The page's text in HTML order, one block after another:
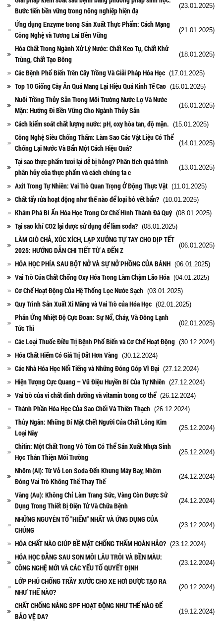
Bước tiến bền vững trong nông nghiệp hiện đạ
(23.01.2025)
Ứng dụng Enzyme trong Sản Xuất Thực Phẩm: Cách Mạng
Công Nghệ và Tương Lai Bền Vững
(21.01.2025)
Hóa Chất Trong Ngành Xử Lý Nước: Chất Keo Tụ, Chất Khử
Trùng, Chất Tạo Bông
(18.01.2025)
Các Bệnh Phổ Biến Trên Cây Trồng Và Giải Pháp Hóa Học (17.01.2025)
Top 10 Giống Cây Ăn Quả Mang Lại Hiệu Quả Kinh Tế Cao (16.01.2025)
Nuôi Trồng Thủy Sản Trong Môi Trường Nước Lợ Và Nước
Mặn: Hướng Đi Bền Vững Cho Ngành Thủy Sản
(16.01.2025)
Cách kiểm soát chất lượng nước: pH, oxy hòa tan, độ mặn. (15.01.2025)
Công Nghệ Siêu Chống Thấm: Làm Sao Các Vật Liệu Có Thể
Chống Lại Nước Và Bẩn Một Cách Hiệu Quả?
(14.01.2025)
Tại sao thực phẩm tươi lại dễ bị hỏng? Phân tích quá trình
phân hủy của thực phẩm và cách chúng ta c
(13.01.2025)
Axit Trong Tự Nhiên: Vai Trò Quan Trọng Ở Động Thực Vật (11.01.2025)
Chất tẩy rửa hoạt động như thế nào để loại bỏ vết bẩn? (10.01.2025)
Khám Phá Bí Ẩn Hóa Học Trong Cơ Chế Hình Thành Đá Quý (08.01.2025)
Tại sao khí CO2 lại được sử dụng để làm soda? (08.01.2025)
LÀM GIÒ CHẢ, XÚC XÍCH, LẠP XƯỞNG TỰ TAY CHO DỊP TẾT
2025: HƯỚNG DẪN CHI TIẾT TỪ A ĐẾN Z
(06.01.2025)
HÓA HỌC PHÍA SAU BỘT NỞ VÀ SỰ NỞ PHỒNG CỦA BÁNH (06.01.2025)
Vai Trò Của Chất Chống Oxy Hóa Trong Làm Chậm Lão Hóa (04.01.2025)
Cơ Chế Hoạt Động Của Hệ Thống Lọc Nước Sạch (03.01.2025)
Quy Trình Sản Xuất Xi Măng và Vai Trò của Hóa Học (02.01.2025)
Phản Ứng Nhiệt Độ Cực Đoan: Sự Nổ, Cháy, Và Đông Lạnh
Tức Thì
(02.01.2025)
Các Loại Thuốc Điều Trị Bệnh Phổ Biến và Cơ Chế Hoạt Động (30.12.2024)
Hóa Chất Hiếm Có Giá Trị Đắt Hơn Vàng (30.12.2024)
Các Nhà Hóa Học Nổi Tiếng và Những Đóng Góp Vĩ Đại (27.12.2024)
Hiện Tượng Cực Quang – Vũ Điệu Huyền Bí Của Tự Nhiên (27.12.2024)
Vai trò của vi chất dinh dưỡng và vitamin trong cơ thể (26.12.2024)
Thành Phần Hóa Học Của Sao Chổi Và Thiên Thạch (26.12.2024)
Thủy Ngân: Những Bí Mật Chết Người Của Chất Lỏng Kim
Loại Này
(25.12.2024)
Chitin: Một Chất Trong Vỏ Tôm Có Thể Sản Xuất Nhựa Sinh
Học Thân Thiện Môi Trường
(25.12.2024)
Nhôm (Al): Từ Vỏ Lon Soda Đến Khung Máy Bay, Nhôm
Đóng Vai Trò Không Thể Thay Thế
(24.12.2024)
Vàng (Au): Không Chỉ Làm Trang Sức, Vàng Còn Được Sử
Dụng Trong Thiết Bị Điện Tử Và Chữa Bệnh
(24.12.2024)
NHỮNG NGUYÊN TỐ "HIẾM" NHẤT VÀ ỨNG DỤNG CỦA
CHÚNG
(23.12.2024)
HÓA CHẤT NÀO GIÚP BỀ MẶT CHỐNG THẤM HOÀN HẢO? (23.12.2024)
HÓA HỌC ĐẰNG SAU SON MÔI LÂU TRÔI VÀ BỀN MÀU:
CÔNG NGHỆ MỚI VÀ CÁC YẾU TỐ QUYẾT ĐỊNH
(23.12.2024)
LỚP PHỦ CHỐNG TRẦY XƯỚC CHO XE HƠI ĐƯỢC TẠO RA
NHƯ THẾ NÀO?
(20.12.2024)
CHẤT CHỐNG NẮNG SPF HOẠT ĐỘNG NHƯ THẾ NÀO ĐỂ
BẢO VỆ DA?
(19.12.2024)